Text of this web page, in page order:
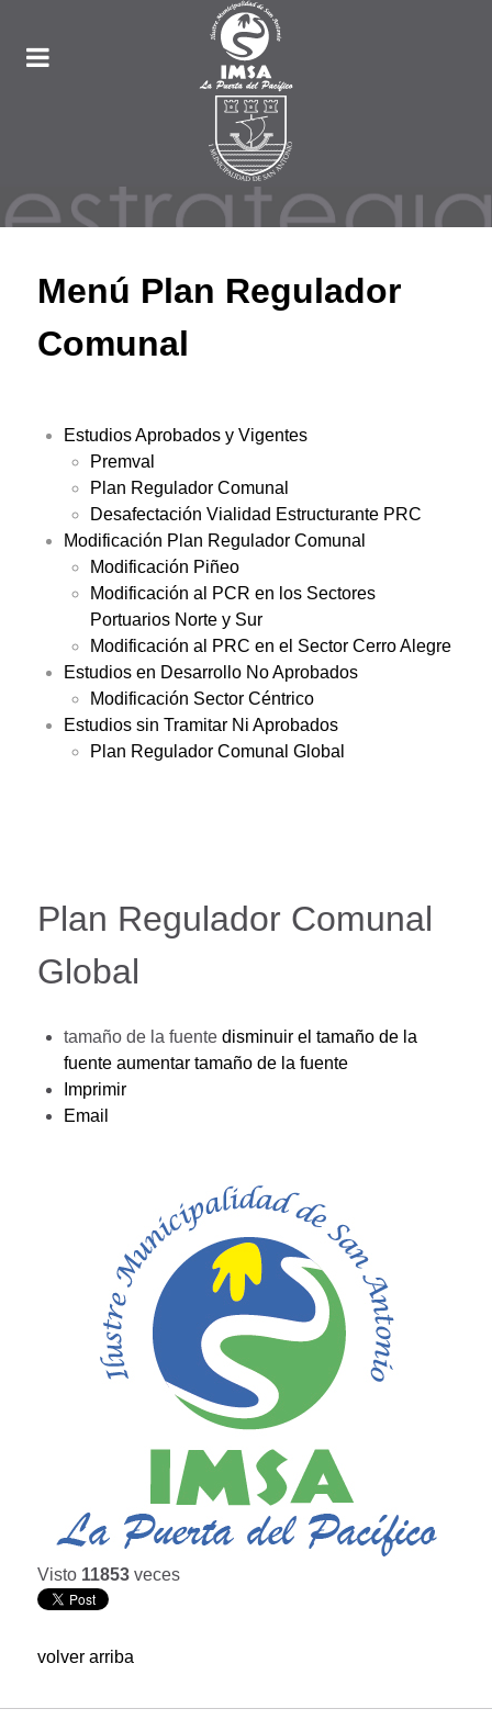
Menú Plan Regulador
Comunal
Estudios Aprobados y Vigentes
Premval
Plan Regulador Comunal
Desafectación Vialidad Estructurante PRC
Modificación Plan Regulador Comunal
Modificación Piñeo
Modificación al PCR en los Sectores
Portuarios Norte y Sur
Modificación al PRC en el Sector Cerro Alegre
Estudios en Desarrollo No Aprobados
Modificación Sector Céntrico
Estudios sin Tramitar Ni Aprobados
Plan Regulador Comunal Global
Plan Regulador Comunal
Global
tamaño de la fuente disminuir el tamaño de la
fuente aumentar tamaño de la fuente
Imprimir
Email
Visto 11853 veces
volver arriba